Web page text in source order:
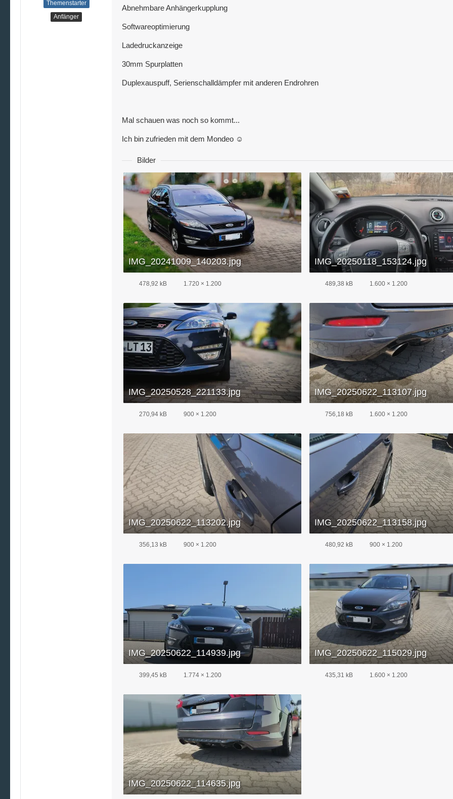
Themenstarter
Anfänger
Abnehmbare Anhängerkupplung
Softwareoptimierung
Ladedruckanzeige
30mm Spurplatten
Duplexauspuff, Serienschalldämpfer mit anderen Endrohren
Mal schauen was noch so kommt...
Ich bin zufrieden mit dem Mondeo ☺️
Bilder
IMG_20241009_140203.jpg
478,92 kB 1.720 × 1.200
IMG_20250118_153124.jpg
489,38 kB 1.600 × 1.200
IMG_20250528_221133.jpg
270,94 kB 900 × 1.200
IMG_20250622_113107.jpg
756,18 kB 1.600 × 1.200
IMG_20250622_113202.jpg
356,13 kB 900 × 1.200
IMG_20250622_113158.jpg
480,92 kB 900 × 1.200
IMG_20250622_114939.jpg
399,45 kB 1.774 × 1.200
IMG_20250622_115029.jpg
435,31 kB 1.600 × 1.200
IMG_20250622_114635.jpg